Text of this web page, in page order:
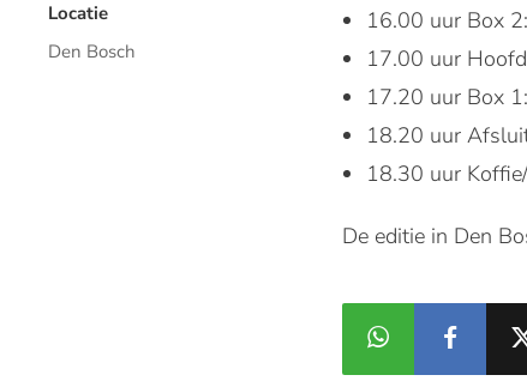
Locatie
Den Bosch
16.00 uur Box
17.00 uur
17.20 uur Box
18.20 uur
18.30 uur
De editie in Den